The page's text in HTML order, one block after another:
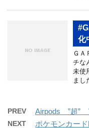
化
ＧＡ
チな
未使
まし
PREV Airpods ”超”
NEXT ポケモンカー